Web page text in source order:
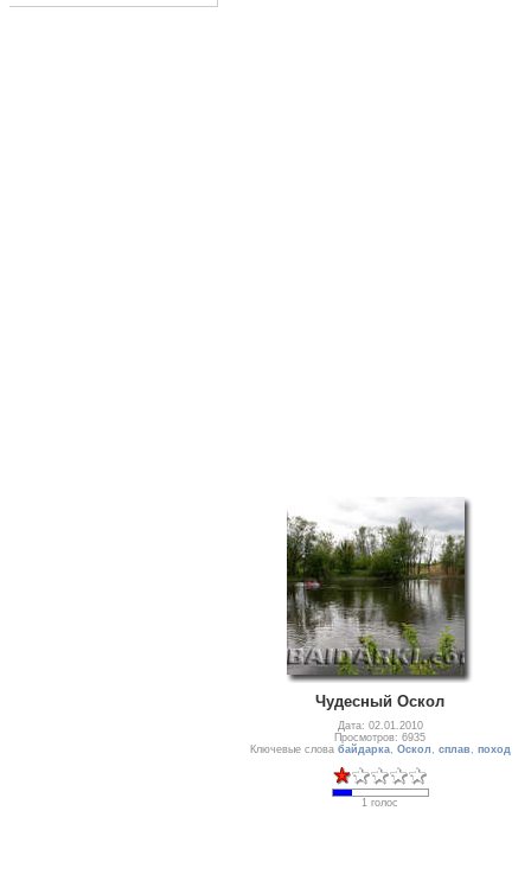
Чудесный Оскол
Дата: 02.01.2010
Просмотров: 6935
Ключевые слова байдарка, Оскол сплав поход
1 голос